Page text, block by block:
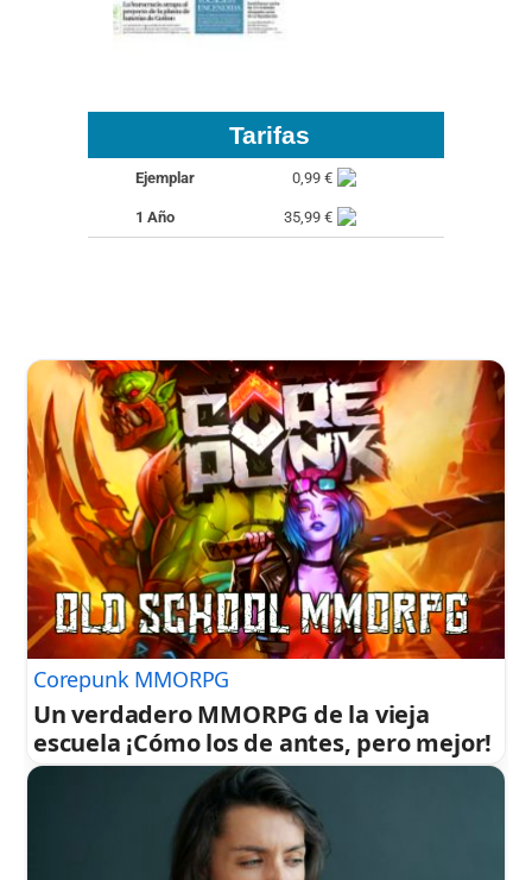
Tarifas
Ejemplar 0,99 €
1 Año 35,99 €
Corepunk MMORPG
Un verdadero MMORPG de la vieja
escuela ¡Cómo los de antes, pero mejor!